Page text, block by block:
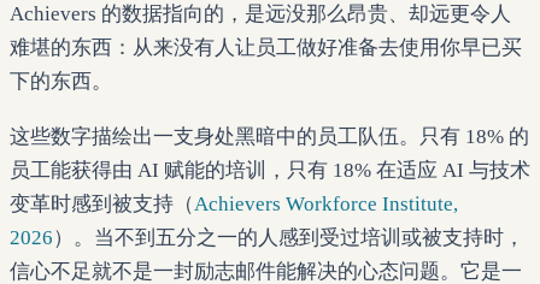
Achievers 的数据指向的，是远没那么昂贵、却远更令人
难堪的东西：从来没有人让员工做好准备去使用你早已买
下的东西。
这些数字描绘出一支身处黑暗中的员工队伍。只有 18% 的
员工能获得由 AI 赋能的培训，只有 18% 在适应 AI 与技术
变革时感到被支持（Achievers Workforce Institute,
2026）。当不到五分之一的人感到受过培训或被支持时，
信心不足就不是一封励志邮件能解决的心态问题。它是一